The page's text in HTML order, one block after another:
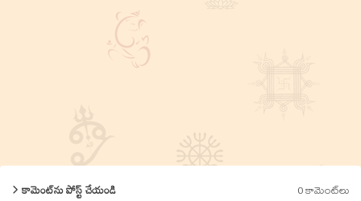
కామెంట్‌ను పోస్ట్ చేయండి 0 కామెంట్‌లు